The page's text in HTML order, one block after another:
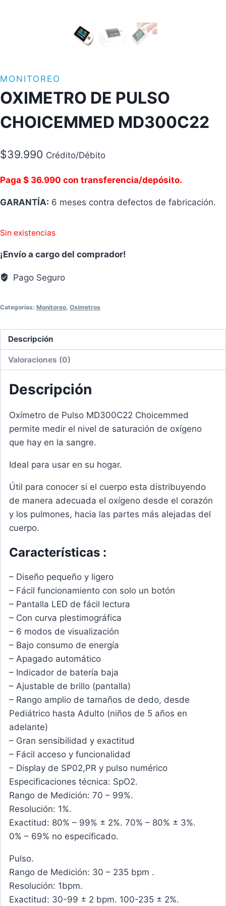
MONITOREO
OXIMETRO DE PULSO
CHOICEMMED MD300C22
$39.990 Crédito/Débito
Paga $ 36.990 con transferencia/depósito.
GARANTÍA: 6 meses contra defectos de fabricación.
Sin existencias
¡Envío a cargo del comprador!
Pago Seguro
Categorías: Monitoreo Oximetros
Descripción
Valoraciones (0)
Descripción
Oxímetro de Pulso MD300C22 Choicemmed
permite medir el nivel de saturación de oxígeno
que hay en la sangre.
Ideal para usar en su hogar.
Útil para conocer si el cuerpo esta distribuyendo
de manera adecuada el oxígeno desde el corazón
y los pulmones, hacia las partes más alejadas del
cuerpo.
Características :
– Diseño pequeño y ligero
– Fácil funcionamiento con solo un botón
– Pantalla LED de fácil lectura
– Con curva plestimográfica
– 6 modos de visualización
– Bajo consumo de energía
– Apagado automático
– Indicador de batería baja
– Ajustable de brillo (pantalla)
– Rango amplio de tamaños de dedo, desde
Pediátrico hasta Adulto (niños de 5 años en
adelante)
– Gran sensibilidad y exactitud
– Fácil acceso y funcionalidad
– Display de SP02,PR y pulso numérico
Especificaciones técnica: SpO2.
Rango de Medición: 70 – 99%.
Resolución: 1%.
Exactitud: 80% – 99% ± 2%. 70% – 80% ± 3%.
0% – 69% no especificado.
Pulso.
Rango de Medición: 30 – 235 bpm .
Resolución: 1bpm.
Exactitud: 30-99 ± 2 bpm. 100-235 ± 2%.